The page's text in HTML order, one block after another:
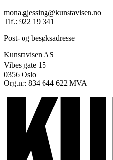
mona.gjessing@kunstavisen.no
Tlf.: 922 19 341
Post- og besøksadresse
Kunstavisen AS
Vibes gate 15
0356 Oslo
Org.nr: 834 644 622 MVA